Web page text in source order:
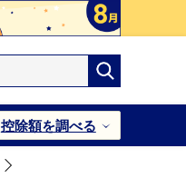
控除額を調べる